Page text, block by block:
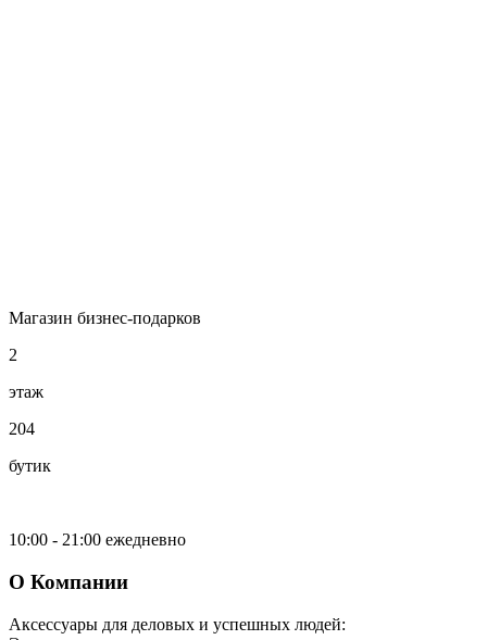
Магазин бизнес-подарков
2
этаж
204
бутик
10:00 - 21:00 ежедневно
О Компании
Аксессуары для деловых и успешных людей: